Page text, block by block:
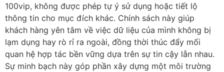
100vip, không được phép tự ý sử dụng hoặc tiết lộ
thông tin cho mục đích khác. Chính sách này giúp
khách hàng yên tâm về việc dữ liệu của mình không bị
lạm dụng hay rò rỉ ra ngoài, đồng thời thúc đẩy mối
quan hệ hợp tác bền vững dựa trên sự tin cậy lẫn nhau.
Sự minh bạch này góp phần xây dựng một môi trường